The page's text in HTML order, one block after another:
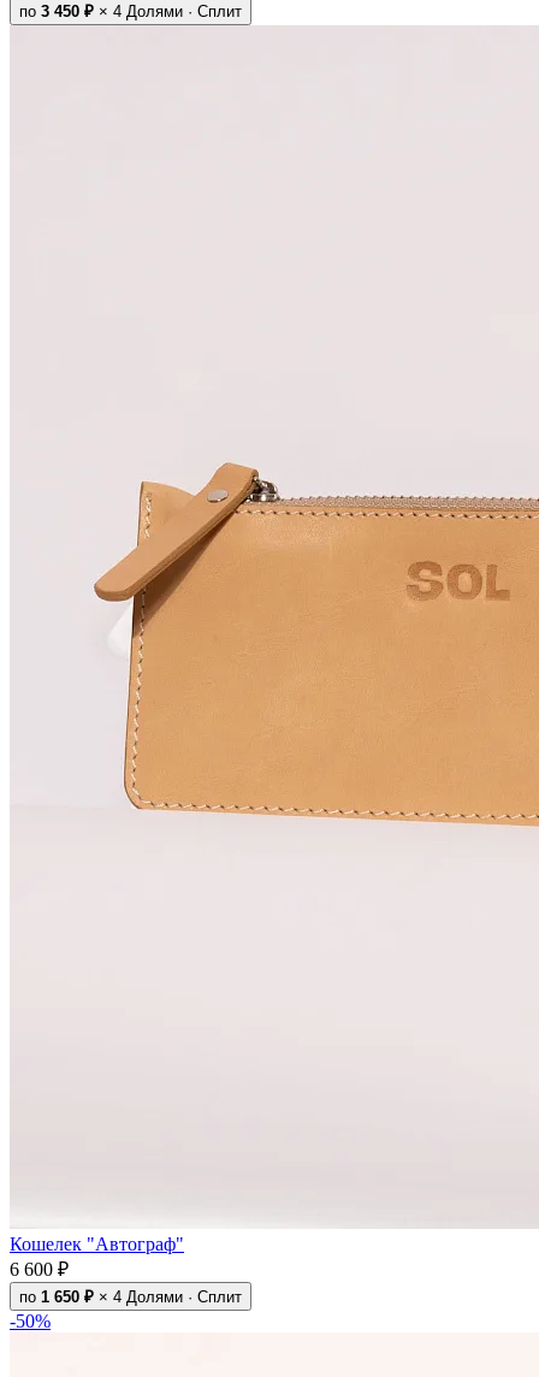
по 3 450 ₽ × 4 Долями · Сплит
Кошелек "Автограф"
6 600 ₽
по 1 650 ₽ × 4 Долями · Сплит
-50%